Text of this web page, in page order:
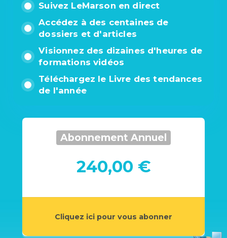
Suivez LeMarson en direct
Accédez à des centaines de
dossiers et d'articles
Visionnez des dizaines d'heures de
formations vidéos
Téléchargez le Livre des tendances
de l'année
Abonnement Annuel
240,00 €
Cliquez ici pour vous abonner